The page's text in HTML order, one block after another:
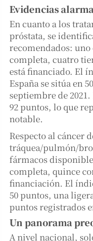
Evidencias
En cuanto a los
próstata, se
recomendados:
completa, cuatro
está financiado. El
España se sitúa en
septiembre de
92 puntos, lo que
notable.
Respecto al cáncer
tráquea/pulmón/
fármacos
completa, quince
financiación. El
50 puntos, una
puntos registrados
Un panorama
A nivel nacional,